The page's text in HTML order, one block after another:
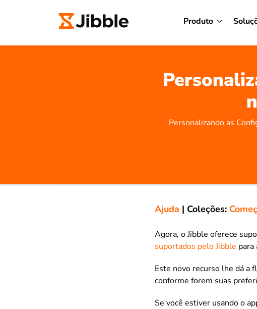
Produto
Personalizando as
Ajuda | Coleções:
Agora, o Jibble oferece
suportados pelo Jibble
Este novo recurso lhe dá a
conforme forem suas
Se você estiver usando o